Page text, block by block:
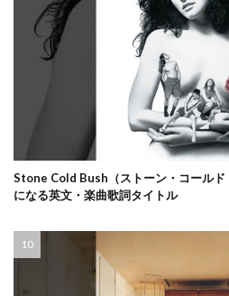
Stone Cold Bush（ストーン・コールド
になる英文・楽曲歌詞タイトル